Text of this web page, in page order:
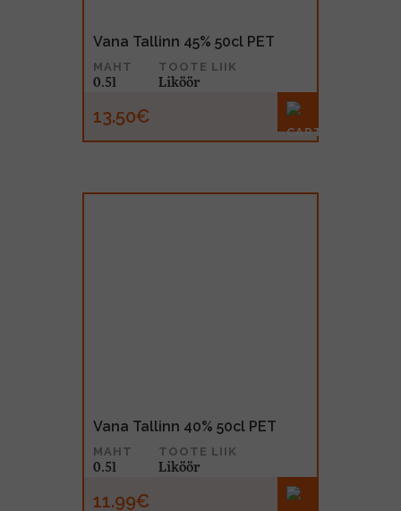
Vana Tallinn 45% 50cl PET
MAHT
0.5l
TOOTE LIIK
Liköör
13.50€
Vana Tallinn 40% 50cl PET
MAHT
0.5l
TOOTE LIIK
Liköör
11.99€